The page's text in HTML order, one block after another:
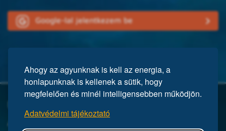
Ahogy az agyunknak is kell az energia, a
honlapunknak is kellenek a sütik, hogy
megfelelően és minél intelligensebben működjön.
Adatvédelmi tájékoztató
Google-lal jelentkezem be
A Mensa egy nemzetközi egyesület, közel 150 ezer taggal a világ